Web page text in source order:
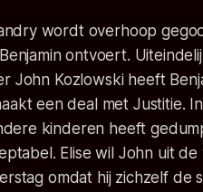
wordt overhoop
ontvoert.
John Kozlowski heeft
een deal met Justitie.
kinderen heeft
Elise wil John uit
omdat hij zichzelf de